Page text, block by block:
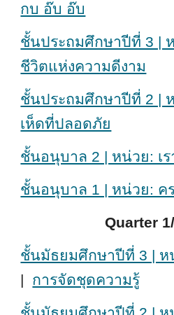
กบ อ๊บ อ๊บ
ชั้นประถมศึกษาปีที่ 3 |
ชีวิตแห่งความดีงาม
ชั้นประถมศึกษาปีที่ 2 |
เห็ดที่ปลอดภัย
ชั้นอนุบาล 2 | หน่วย: เ
ชั้นอนุบาล 1 | หน่วย: ค
Quarter
ชั้นมัธยมศึกษาปีที่ 3 | ห
| การจัดชุดความรู้